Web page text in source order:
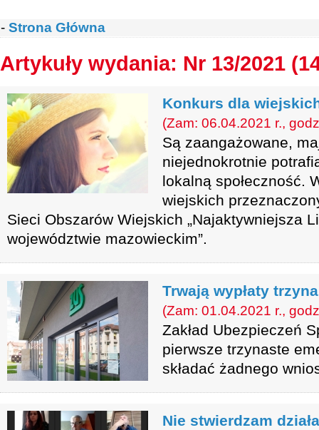
- Strona Główna
Artykuły wydania: Nr 13/2021
Konkurs dla
(Zam: 06.04.2021 r.,
Są zaangażowane,
niejednokrotnie
lokalną społeczność.
wiejskich
Sieci Obszarów Wiejskich „Najaktywniejsza
województwie mazowieckim”.
Trwają wypłaty
(Zam: 01.04.2021 r.,
Zakład Ubezpieczeń
pierwsze trzynaste
składać żadnego
Nie stwierdzam